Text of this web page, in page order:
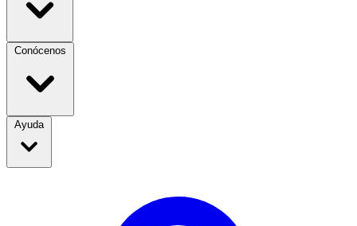
Conócenos
Ayuda